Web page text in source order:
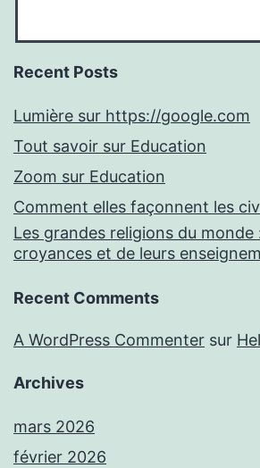
Recent Posts
Lumière sur https://google.com
Tout savoir sur Education
Zoom sur Education
Comment elles façonnent les
Les grandes religions du
croyances et de leurs
Recent Comments
A WordPress Commenter sur
Archives
mars 2026
février 2026